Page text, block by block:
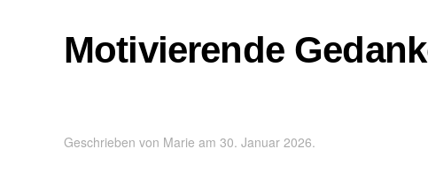
Motivierende
Geschrieben von Marie am 30. Januar 2026.